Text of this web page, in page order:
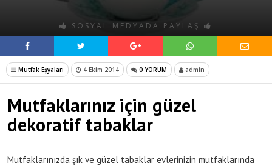
SOSYAL MEDYADA PAYLAŞ
Mutfak Eşyaları 4 Ekim 2014 0 YORUM admin
Mutfaklarınız için güzel
dekoratif tabaklar
Mutfaklarınızda şık ve güzel tabaklar evlerinizin mutfaklarında